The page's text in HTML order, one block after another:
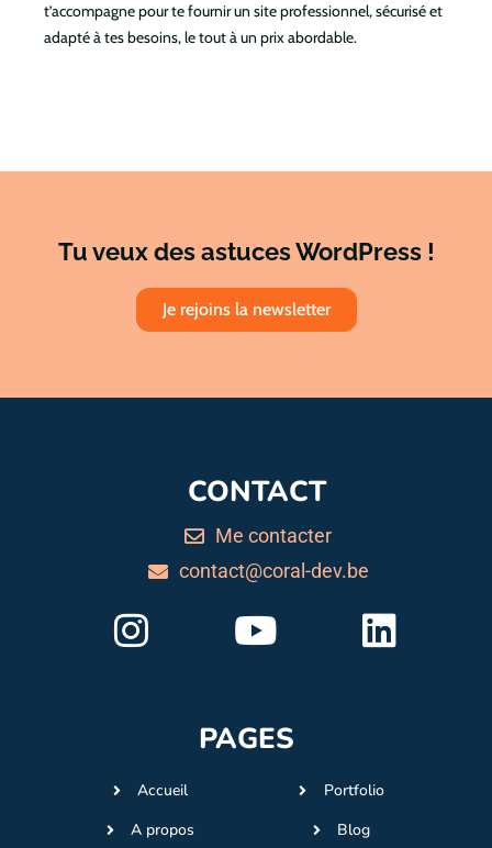
t’accompagne pour te fournir un site professionnel, sécurisé et
adapté à tes besoins, le tout à un prix abordable.
Tu veux des astuces WordPress !
Je rejoins la newsletter
CONTACT
Me contacter
contact@coral-dev.be
PAGES
Accueil
A propos
Portfolio
Blog